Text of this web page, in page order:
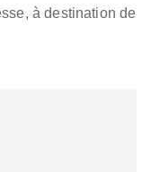
à destination de